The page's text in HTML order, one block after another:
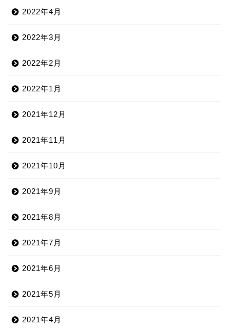
2022年4月
2022年3月
2022年2月
2022年1月
2021年12月
2021年11月
2021年10月
2021年9月
2021年8月
2021年7月
2021年6月
2021年5月
2021年4月